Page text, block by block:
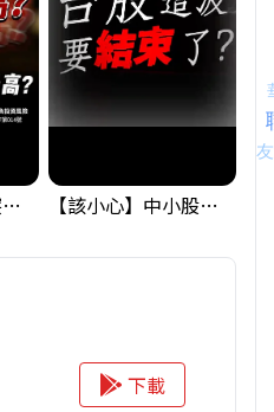
【藏訊號】台股突破季線，週一我提醒了這個關鍵訊號 【該小心】中小股派對結束 ? 關鍵訊號都指向...
下載